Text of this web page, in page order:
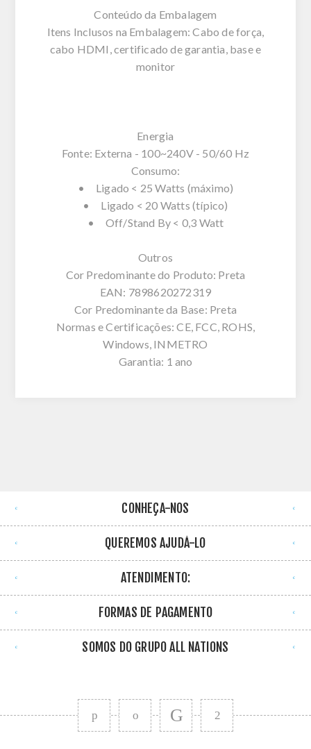
Conteúdo da Embalagem
Itens Inclusos na Embalagem: Cabo de força,
cabo HDMI, certificado de garantia, base e
monitor
Energia
Fonte: Externa - 100~240V - 50/60 Hz
Consumo:
• Ligado < 25 Watts (máximo)
• Ligado < 20 Watts (típico)
• Off/Stand By < 0,3 Watt
Outros
Cor Predominante do Produto: Preta
EAN: 7898620272319
Cor Predominante da Base: Preta
Normas e Certificações: CE, FCC, ROHS,
Windows, INMETRO
Garantia: 1 ano
CONHEÇA-NOS
QUEREMOS AJUDÁ-LO
ATENDIMENTO:
FORMAS DE PAGAMENTO
SOMOS DO GRUPO ALL NATIONS